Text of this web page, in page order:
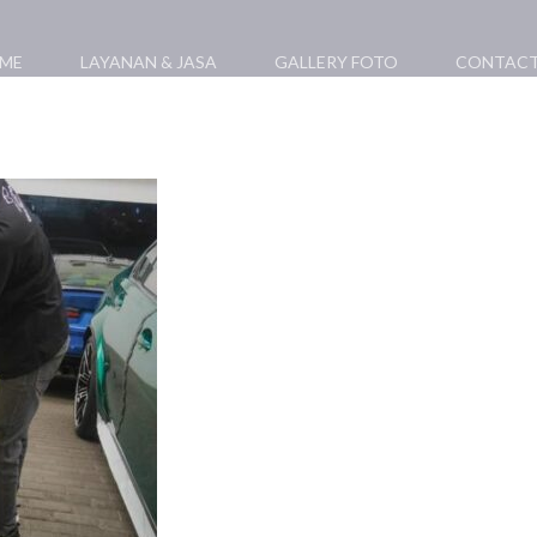
LAYANAN & JASA GALLERY FOTO